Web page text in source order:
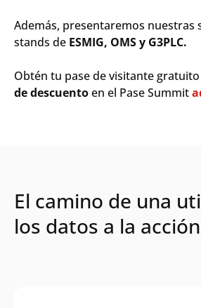
Además, presentaremos nuestras
stands de ESMIG, OMS y G3PLC.
Obtén tu pase devisitantegratuito
dedescuentoen el Pase Summit
El camino de una
los datos a la acción